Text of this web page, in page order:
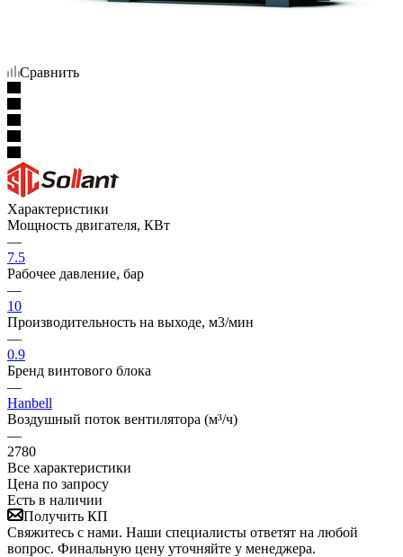
Сравнить
Характеристики
Мощность двигателя, КВт
—
7.5
Рабочее давление, бар
—
10
Производительность на выходе, м3/мин
—
0.9
Бренд винтового блока
—
Hanbell
Воздушный поток вентилятора (м³/ч)
—
2780
Все характеристики
Цена по запросу
Есть в наличии
Получить КП
Свяжитесь с нами. Наши специалисты ответят на любой
вопрос. Финальную цену уточняйте у менеджера.